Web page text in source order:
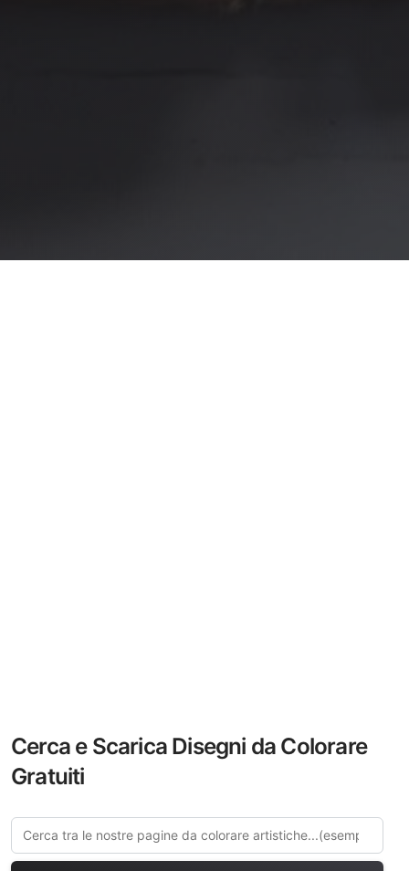
Cerca e Scarica Disegni da Colorare
Gratuiti